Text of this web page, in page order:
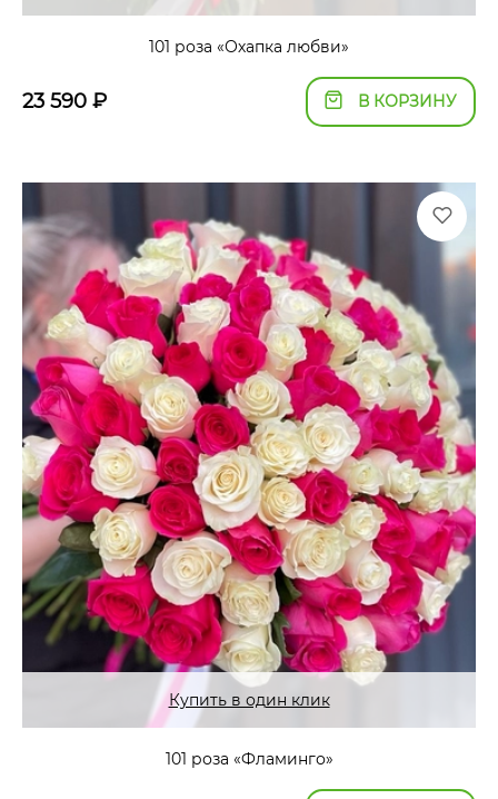
101 роза «Охапка любви»
23 590 ₽ В КОРЗИНУ
Купить в один клик
101 роза «Фламинго»